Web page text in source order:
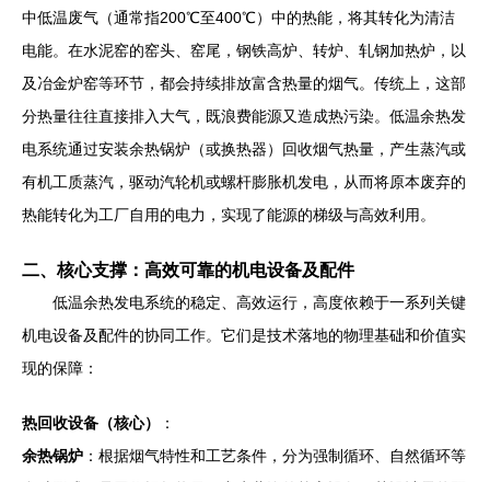
中低温废气（通常指200℃至400℃）中的热能，将其转化为清洁
电能。在水泥窑的窑头、窑尾，钢铁高炉、转炉、轧钢加热炉，以
及冶金炉窑等环节，都会持续排放富含热量的烟气。传统上，这部
分热量往往直接排入大气，既浪费能源又造成热污染。低温余热发
电系统通过安装余热锅炉（或换热器）回收烟气热量，产生蒸汽或
有机工质蒸汽，驱动汽轮机或螺杆膨胀机发电，从而将原本废弃的
热能转化为工厂自用的电力，实现了能源的梯级与高效利用。
二、核心支撑：高效可靠的机电设备及配件
低温余热发电系统的稳定、高效运行，高度依赖于一系列关键
机电设备及配件的协同工作。它们是技术落地的物理基础和价值实
现的保障：
热回收设备（核心）
：
余热锅炉 ：根据烟气特性和工艺条件，分为强制循环、自然循环等